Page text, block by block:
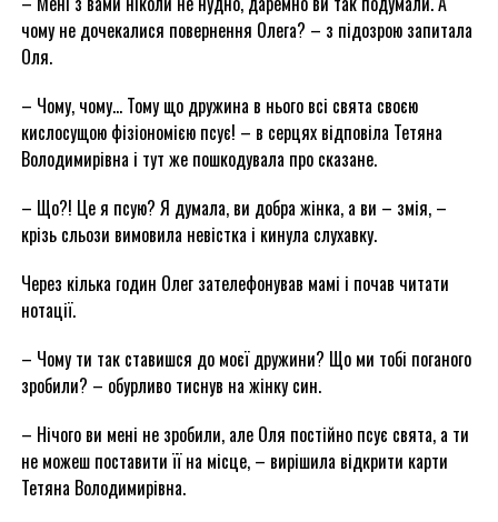
чому не дочекалися повернення Олега? – з підозрою запитала
Оля.
– Чому, чому… Тому що дружина в нього всі свята своєю
кислосущою фізіономією псує! – в серцях відповіла Тетяна
Володимирівна і тут же пошкодувала про сказане.
– Що?! Це я псую? Я думала, ви добра жінка, а ви – змія, –
крізь сльози вимовила невістка і кинула слухавку.
Через кілька годин Олег зателефонував мамі і почав читати
нотації.
– Чому ти так ставишся до моєї дружини? Що ми тобі поганого
зробили? – обурливо тиснув на жінку син.
– Нічого ви мені не зробили, але Оля постійно псує свята, а ти
не можеш поставити її на місце, – вирішила відкрити карти
Тетяна Володимирівна.